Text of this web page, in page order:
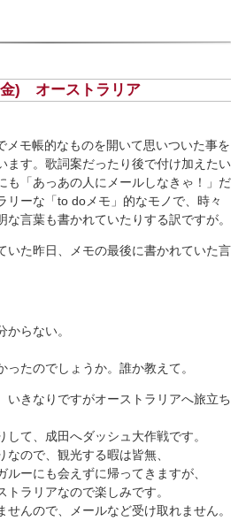
金) オーストラリア
メモ帳的なものを開いて思いついた事を
ます。歌詞案だったり後で付け加えたい
も「あっあの人にメールしなきゃ！」だ
リーな「to doメモ」的なモノで、時々
な言葉も書かれていたりする訳ですが。
いた昨日、メモの最後に書かれていた言
らない。
ったのでしょうか。誰か教えて。
いきなりですがオーストラリアへ旅立ち
して、成田へダッシュ大作戦です。
ので、観光する暇は皆無、
ルーにも会えずに帰ってきますが、
トラリアなので楽しみです。
せんので、メールなど受け取れません。